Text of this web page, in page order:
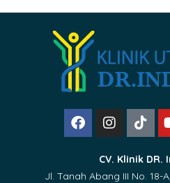
CV. Klinik DR.
Jl. Tanah Abang III No. 18-